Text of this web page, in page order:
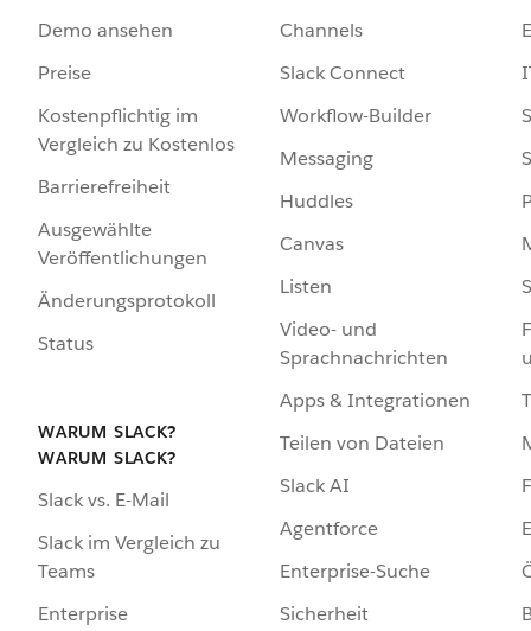
Demo ansehen
Preise
Kostenpflichtig im
Vergleich zu Kostenlos
Barrierefreiheit
Ausgewählte
Veröffentlichungen
Änderungsprotokoll
Status
WARUM SLACK?
WARUM SLACK?
Slack vs. E-Mail
Slack im Vergleich zu
Teams
Enterprise
Channels
Slack Connect
Workflow-Builder
Messaging
Huddles
Canvas
Listen
Video- und
Sprachnachrichten
Apps & Integrationen
Teilen von Dateien
Slack AI
Agentforce
Enterprise-Suche
Sicherheit